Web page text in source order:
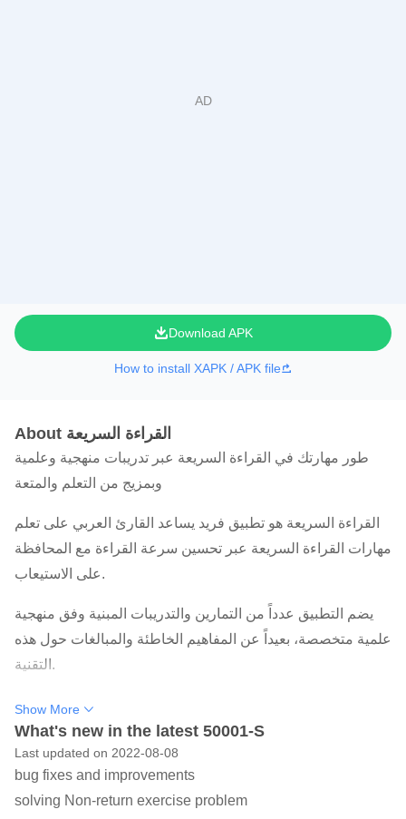
Download APK
How to install XAPK / APK file
About القراءة السريعة
طور مهارتك في القراءة السريعة عبر تدريبات منهجية وعلمية
وبمزيج من التعلم والمتعة
القراءة السريعة هو تطبيق فريد يساعد القارئ العربي على تعلم
مهارات القراءة السريعة عبر تحسين سرعة القراءة مع المحافظة
على الاستيعاب.
يضم التطبيق عدداً من التمارين والتدريبات المبنية وفق منهجية
علمية متخصصة، بعيداً عن المفاهيم الخاطئة والمبالغات حول هذه
التقنية.
كما يحوي التطبيق دورة منهجية تمكّن القارئ من زيادة سرعة
قراءته في 30 يوماً، عبر المتابعة اليومية لمجموعة من التدريبات
والتمارين.
كما يوفر التطبيق مجموعة من المقالات العلمية التخصصية في
Show More
What's new in the latest 50001-S
Last updated on 2022-08-08
bug fixes and improvements
solving Non-return exercise problem